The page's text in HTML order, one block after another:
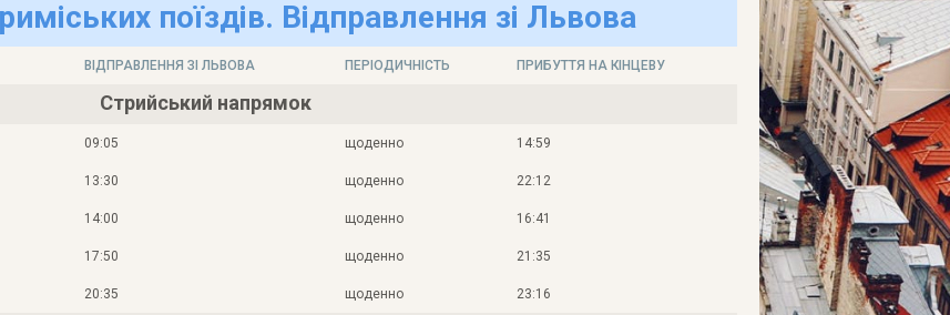
поїздів. Відправлення зі Львова
ВІДПРАВЛЕННЯ ЗІ ЛЬВОВА ПЕРІОДИЧНІСТЬ ПРИБУТТЯ НА КІНЦЕВУ
Стрийський напрямок
09:05 щоденно 14:59
13:30 щоденно 22:12
14:00 щоденно 16:41
17:50 щоденно 21:35
20:35 щоденно 23:16